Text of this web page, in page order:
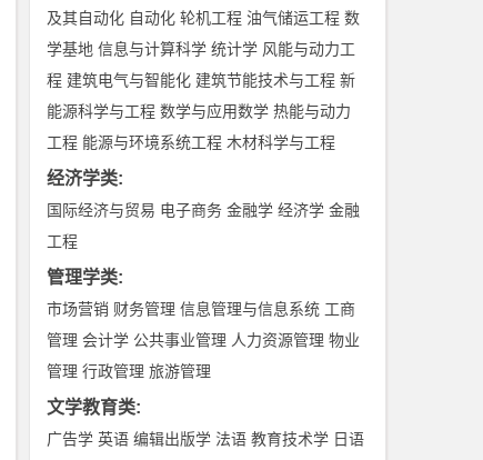
及其自动化 自动化 轮机工程 油气储运工程 数
学基地 信息与计算科学 统计学 风能与动力工
程 建筑电气与智能化 建筑节能技术与工程 新
能源科学与工程 数学与应用数学 热能与动力
工程 能源与环境系统工程 木材科学与工程
经济学类:
国际经济与贸易 电子商务 金融学 经济学 金融
工程
管理学类:
市场营销 财务管理 信息管理与信息系统 工商
管理 会计学 公共事业管理 人力资源管理 物业
管理 行政管理 旅游管理
文学教育类:
广告学 英语 编辑出版学 法语 教育技术学 日语